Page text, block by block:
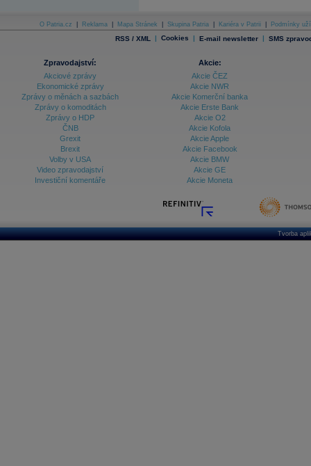
O Patria.cz Reklama Mapa Stránek Skupina Patria Kariéra v Patrii Podmínky
RSS / XML | Cookies | E-mail newsletter | SMS
Zpravodajství:
Akciové zprávy
Ekonomické zprávy
Zprávy o měnách a sazbách
Zprávy o komoditách
Zprávy o HDP
ČNB
Grexit
Brexit
Volby v USA
Video zpravodajství
Investiční komentáře
Akcie:
Akcie ČEZ
Akcie NWR
Akcie Komerční banka
Akcie Erste Bank
Akcie O2
Akcie Kofola
Akcie Apple
Akcie Facebook
Akcie BMW
Akcie GE
Akcie Moneta
Tvorba